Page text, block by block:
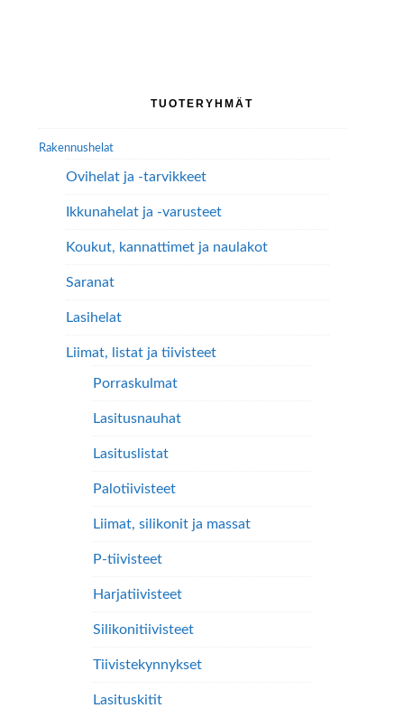
TUOTERYHMÄT
Rakennushelat
Ovihelat ja -tarvikkeet
Ikkunahelat ja -varusteet
Koukut, kannattimet ja naulakot
Saranat
Lasihelat
Liimat, listat ja tiivisteet
Porraskulmat
Lasitusnauhat
Lasituslistat
Palotiivisteet
Liimat, silikonit ja massat
P-tiivisteet
Harjatiivisteet
Silikonitiivisteet
Tiivistekynnykset
Lasituskitit